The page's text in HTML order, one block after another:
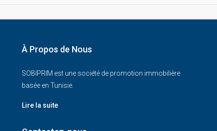
À Propos de Nous
SOBIPRIM est une société de promotion immobilière
basée en Tunisie.
Lire la suite